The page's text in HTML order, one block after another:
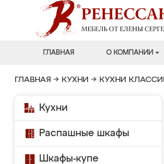
ГЛАВНАЯ О КОМПАНИИ
ГЛАВНАЯ → КУХНИ → КУХНИ
Кухни
Распашные шкафы
Шкафы-купе